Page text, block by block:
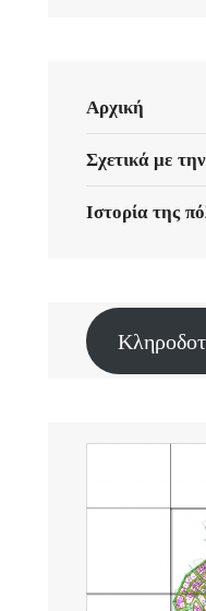
Αρχική
Σχετικά με
Ιστορία της